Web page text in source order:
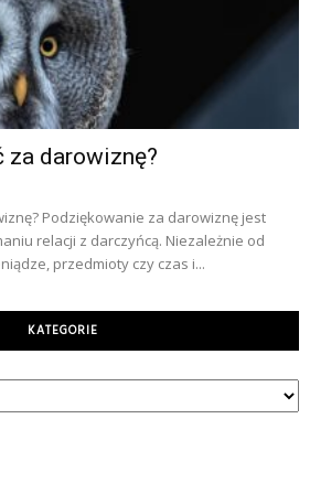
za darowiznę?
Podziękowanie za darowiznę jest
relacji z darczyńcą. Niezależnie od
przedmioty czy czas i...
KATEGORIE